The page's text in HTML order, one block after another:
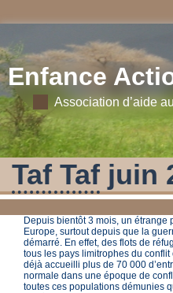
Enfance
Association d’aide
Taf Taf juin
Depuis bientôt 3 mois, un étrange
Europe, surtout depuis que la
démarré. En effet, des flots de
tous les pays limitrophes du
déjà accueilli plus de 70 000
normale dans une époque de
toutes ces populations démunies